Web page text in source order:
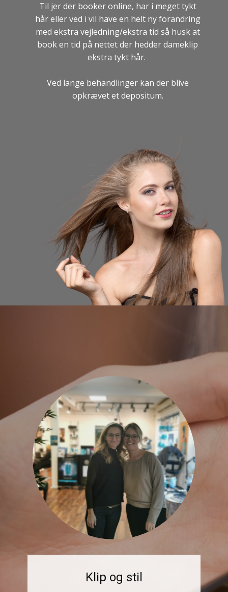
Til jer der booker online, har i meget tykt
hår eller ved i vil have en helt ny forandring
med ekstra vejledning/ekstra tid så husk at
book en tid på nettet der hedder dameklip
ekstra tykt hår.
Ved lange behandlinger kan der blive
opkrævet et depositum.
Klip og stil